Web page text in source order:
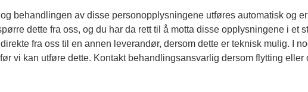
behandlingen av disse personopplysningene utføres automatisk og
dette fra oss, og du har da rett til å motta disse opplysningene i et
fra oss til en annen leverandør, dersom dette er teknisk mulig. I
vi kan utføre dette. Kontakt behandlingsansvarlig dersom flytting